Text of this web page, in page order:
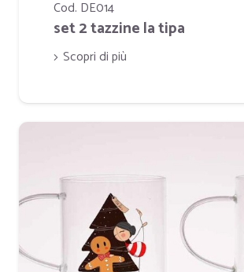
Cod. DE014
set 2 tazzine la tipa
Scopri di più